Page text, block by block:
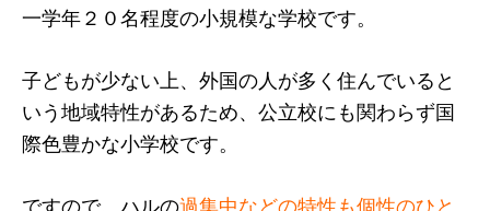
一学年２０名程度の小規模な学校です。
子どもが少ない上、外国の人が多く住んでいると
いう地域特性があるため、公立校にも関わらず国
際色豊かな小学校です。
ですので、ハルの過集中などの特性も個性のひと